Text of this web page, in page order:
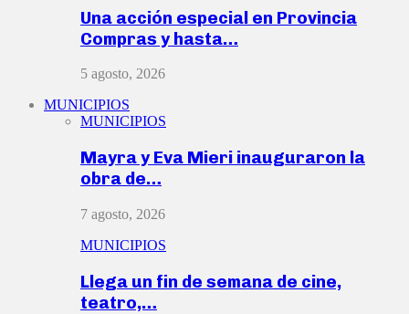
Una acción especial en Provincia
Compras y hasta…
5 agosto, 2026
MUNICIPIOS
MUNICIPIOS
Mayra y Eva Mieri inauguraron la
obra de…
7 agosto, 2026
MUNICIPIOS
Llega un fin de semana de cine,
teatro,…